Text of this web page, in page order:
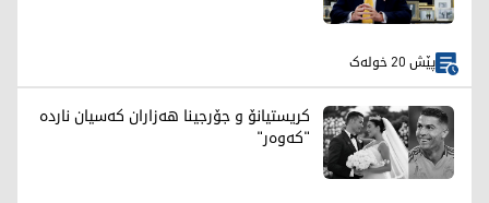
پێش 20 خولەک
کریستیانۆ و جۆرجینا هەزاران کەسیان ناردە
"کەوەر"